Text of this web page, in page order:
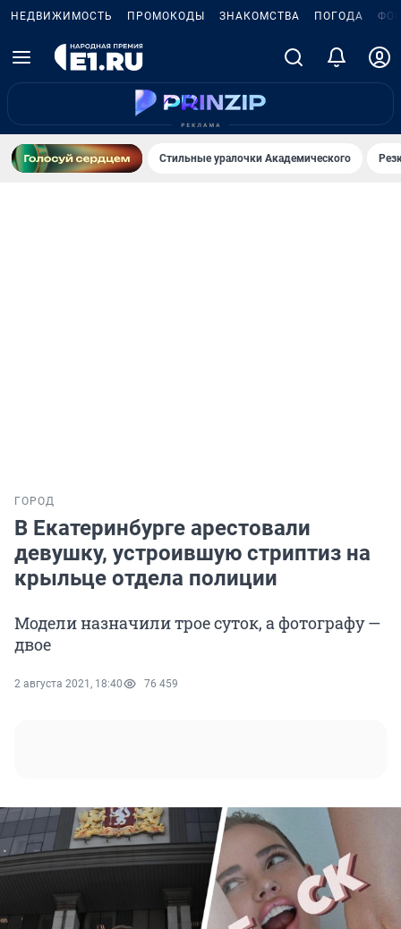
НЕДВИЖИМОСТЬ ПРОМОКОДЫ ЗНАКОМСТВА ПОГОДА
Стильные уралочки Академического
ГОРОД
В Екатеринбурге арестовали
девушку, устроившую стриптиз на
крыльце отдела полиции
Модели назначили трое суток, а фотографу —
двое
2 августа 2021, 18:40 76 459